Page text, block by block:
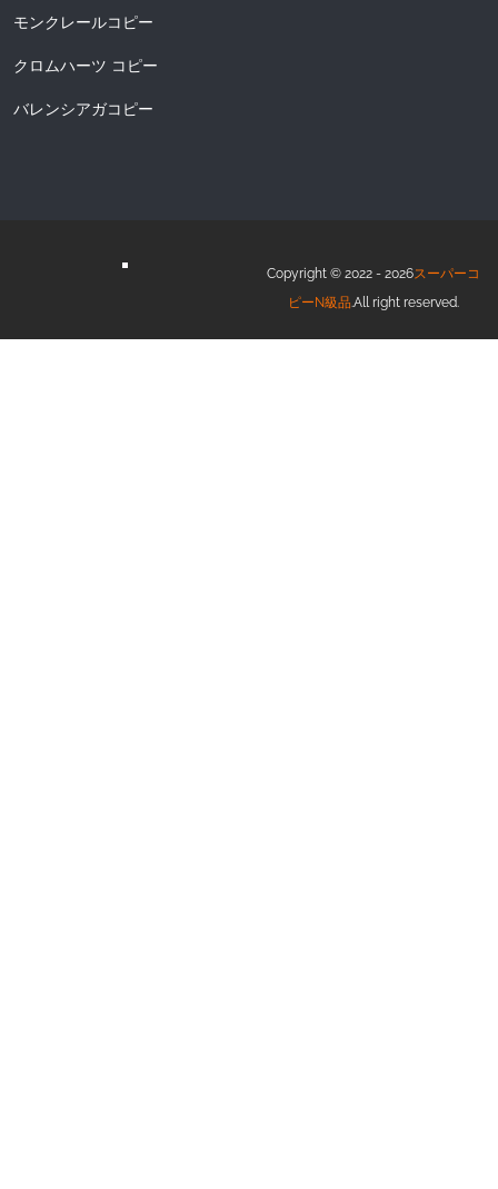
モンクレールコピー
クロムハーツ コピー
バレンシアガコピー
Copyright © 2022 - 2026スーパーコ
ピーN級品.All right reserved.